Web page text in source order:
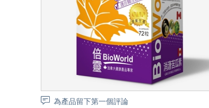
為產品留下第一個評論